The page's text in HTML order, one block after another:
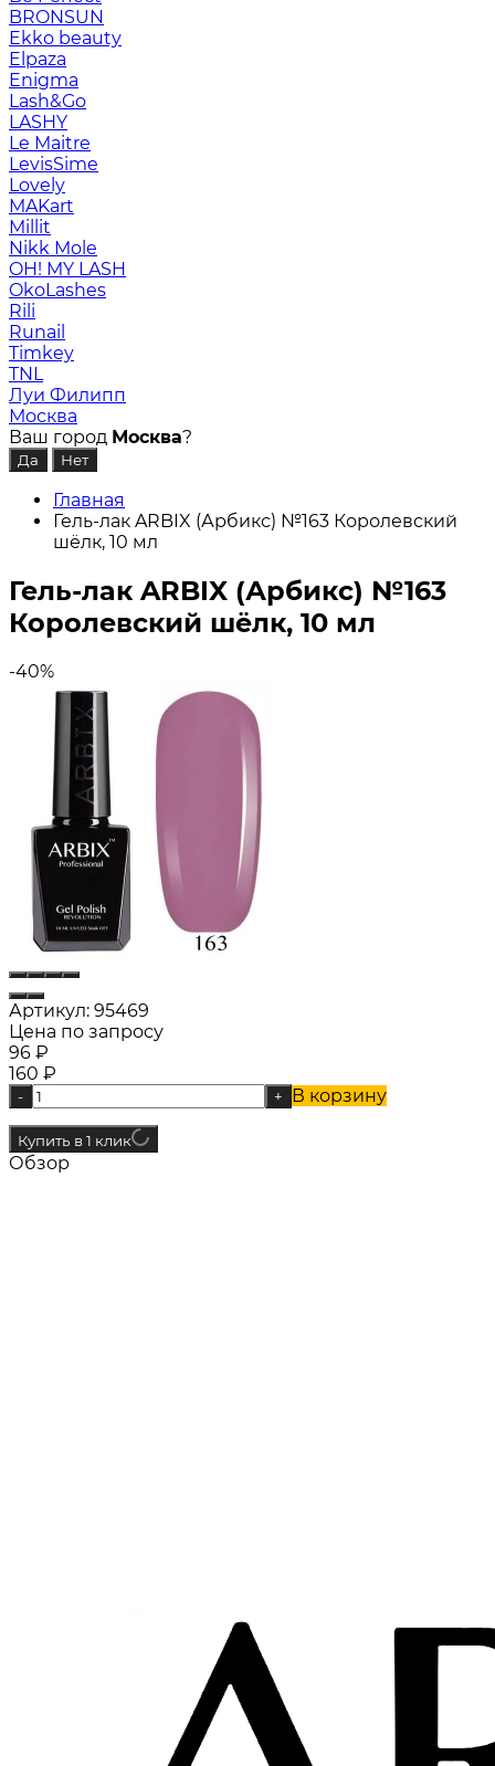
BRONSUN
Ekko beauty
Elpaza
Enigma
Lash&Go
LASHY
Le Maitre
LevisSime
Lovely
MAKart
Millit
Nikk Mole
OH! MY LASH
OkoLashes
Rili
Runail
Timkey
TNL
Луи Филипп
Москва
Ваш город Москва?
Главная
Гель-лак ARBIX (Арбикс) №163 Королевский
шёлк, 10 мл
Гель-лак ARBIX (Арбикс) №163
Королевский шёлк, 10 мл
-40%
Артикул: 95469
Цена по запросу
96 ₽
160 ₽
- + В корзину
Купить в 1 клик
Обзор